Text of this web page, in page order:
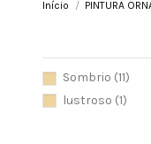
Início PINTURA
Sombrio (11)
lustroso (1)